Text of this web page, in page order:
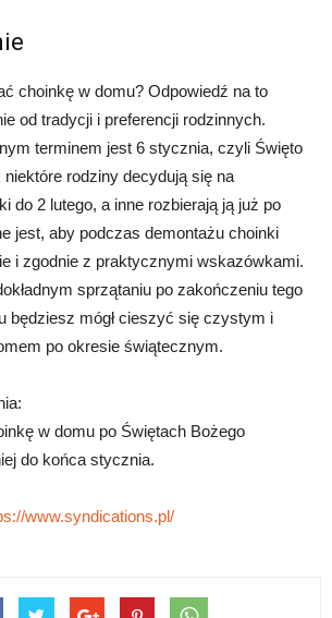
choinkę w domu? Odpowiedź na to
od tradycji i preferencji rodzinnych.
terminem jest 6 stycznia, czyli Święto
rodziny decydują się na
do 2 lutego, a inne rozbierają ją już po
jest, aby podczas demontażu choinki
i zgodnie z praktycznymi wskazówkami.
sprzątaniu po zakończeniu tego
będziesz mógł cieszyć się czystym i
po okresie świątecznym.
w domu po Świętach Bożego
do końca stycznia.
www.syndications.pl/